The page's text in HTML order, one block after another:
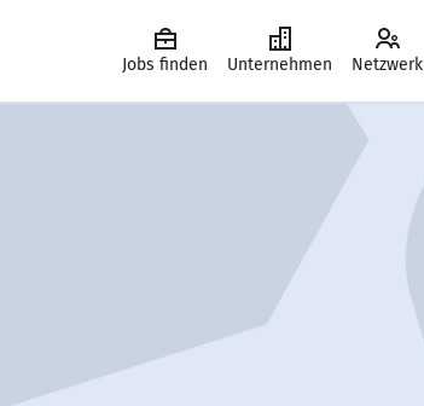
Jobs finden Unternehmen Netzwerk